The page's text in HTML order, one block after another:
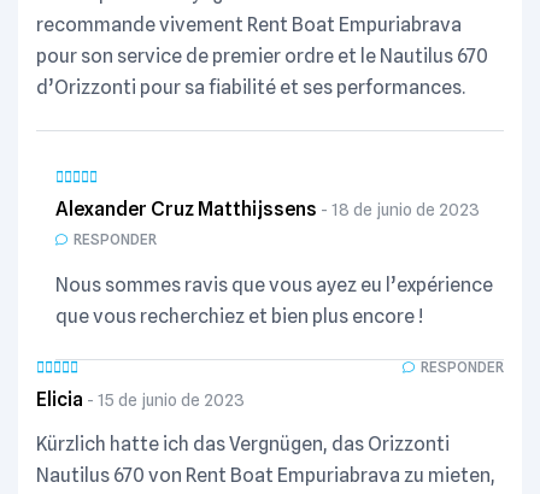
recommande vivement Rent Boat Empuriabrava
pour son service de premier ordre et le Nautilus 670
d’Orizzonti pour sa fiabilité et ses performances.
Alexander Cruz Matthijssens 18 de junio de 2023
RESPONDER
Nous sommes ravis que vous ayez eu l’expérience
que vous recherchiez et bien plus encore !
Elicia 15 de junio de 2023
RESPONDER
Kürzlich hatte ich das Vergnügen, das Orizzonti
Nautilus 670 von Rent Boat Empuriabrava zu mieten,